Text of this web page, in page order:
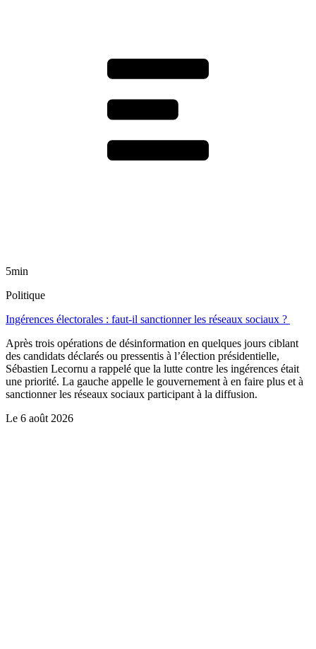
5min
Politique
Ingérences électorales : faut-il sanctionner les réseaux sociaux ?
Après trois opérations de désinformation en quelques jours ciblant
des candidats déclarés ou pressentis à l’élection présidentielle,
Sébastien Lecornu a rappelé que la lutte contre les ingérences était
une priorité. La gauche appelle le gouvernement à en faire plus et à
sanctionner les réseaux sociaux participant à la diffusion.
Le 6 août 2026